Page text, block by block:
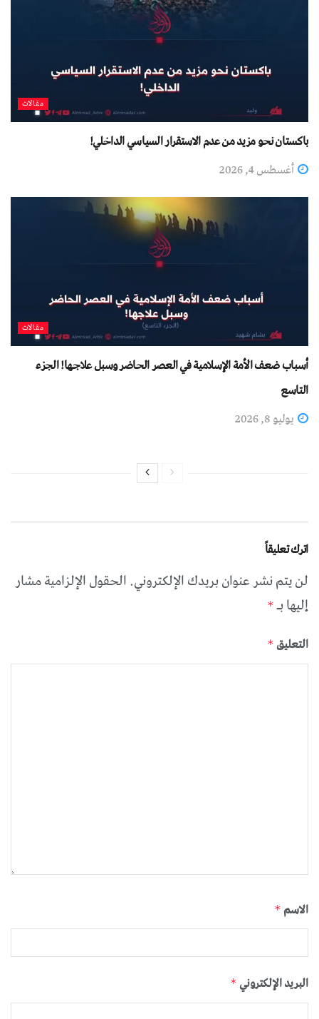
مقالات
باكستان نحو مزيد من عدم الاستقرار السياسي الداخلي!
أغسطس 4, 2026
مقالات
أسباب ضعف الأمة الإسلامية في العصر الحاضر وسبل علاجها! الجزء
التاسع
يوليو 8, 2026
اترك تعليقاً
لن يتم نشر عنوان بريدك الإلكتروني.الحقول الإلزامية مشار
إليها بـ *
التعليق *
الاسم *
البريد الإلكتروني *